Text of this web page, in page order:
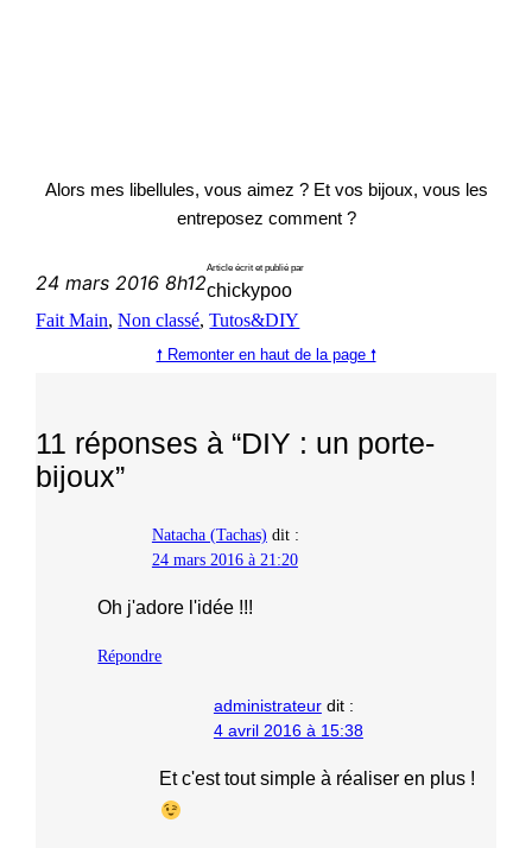
Alors mes libellules, vous aimez ? Et vos bijoux, vous les
entreposez comment ?
24 mars 2016 8h12
Article écrit et publié par
chickypoo
Fait Main, Non classé, Tutos&DIY
🠕 Remonter en haut de la page 🠕
11 réponses à “DIY : un porte-
bijoux”
Natacha (Tachas) dit :
24 mars 2016 à 21:20
Oh j'adore l'idée !!!
Répondre
administrateur dit :
4 avril 2016 à 15:38
Et c'est tout simple à réaliser en plus !